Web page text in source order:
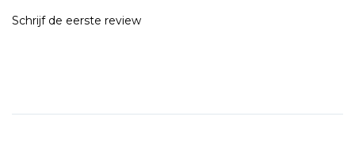
Schrijf de eerste review